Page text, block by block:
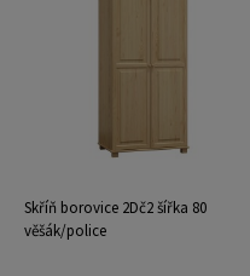
Skříň borovice 2Dč2 šířka 80
věšák/police